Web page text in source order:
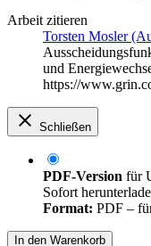
Arbeit zitieren
Torsten Mosler
und
https://
Schließen
PDF-Version für
Sofort
Format: PDF –
In den Warenkorb